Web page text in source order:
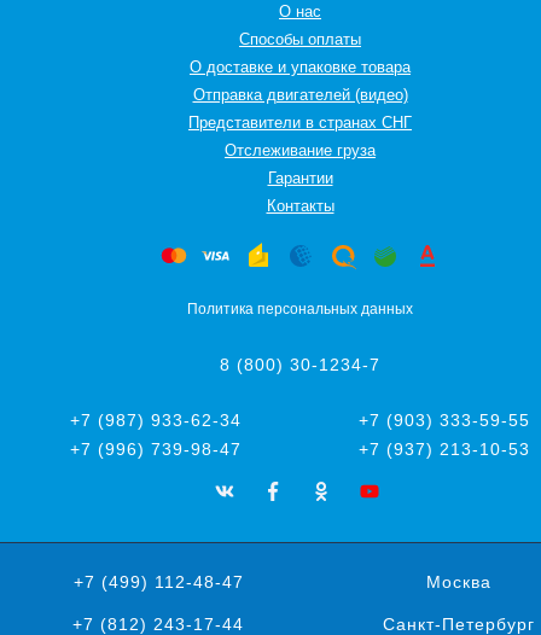
О нас
Способы оплаты
О доставке и упаковке товара
Отправка двигателей (видео)
Представители в странах СНГ
Oтслеживание груза
Гарантии
Контакты
Политика персональных данных
8 (800) 30-1234-7
+7 (987) 933-62-34
+7 (903) 333-59-55
+7 (996) 739-98-47
+7 (937) 213-10-53
+7 (499) 112-48-47 Москва
+7 (812) 243-17-44 Санкт-Петербург